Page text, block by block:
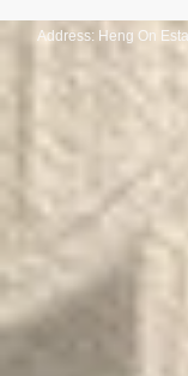
《SHINE ON!
會》
Address: Heng On